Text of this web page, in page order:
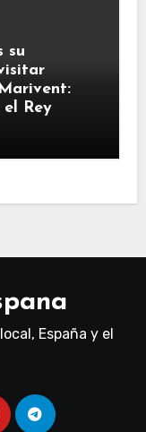
su
Rey
España y el